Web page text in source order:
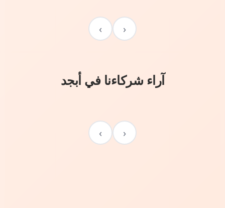
‹
›
آراء شركاءنا في أبجد
‹
›